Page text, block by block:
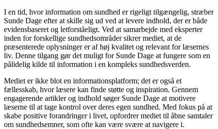
I en tid, hvor information om sundhed er rigeligt tilgængelig, stræber
Sunde Dage efter at skille sig ud ved at levere indhold, der er både
evidensbaseret og letforståeligt. Ved at samarbejde med eksperter
inden for forskellige sundhedsområder sikrer mediet, at de
præsenterede oplysninger er af høj kvalitet og relevant for læsernes
liv. Denne tilgang gør det muligt for Sunde Dage at fungere som en
pålidelig kilde til information i en kompleks sundhedsverden.
Mediet er ikke blot en informationsplatform; det er også et
fællesskab, hvor læsere kan finde støtte og inspiration. Gennem
engagerende artikler og indhold søger Sunde Dage at motivere
læserne til at tage kontrol over deres egen sundhed. Med fokus på at
skabe positive forandringer i livet, opfordrer mediet til åbne samtaler
om sundhedsemner, som ofte kan være svære at navigere i.